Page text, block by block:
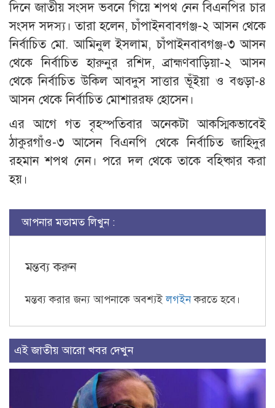
দিনে জাতীয় সংসদ ভবনে গিয়ে শপথ নেন বিএনপির চার
সংসদ সদস্য। তারা হলেন, চাঁপাইনবাবগঞ্জ-২ আসন থেকে
নির্বাচিত মো. আমিনুল ইসলাম, চাঁপাইনবাবগঞ্জ-৩ আসন
থেকে নির্বাচিত হারুনুর রশিদ, ব্রাহ্মণবাড়িয়া-২ আসন
থেকে নির্বাচিত উকিল আবদুস সাত্তার ভূঁইয়া ও বগুড়া-৪
আসন থেকে নির্বাচিত মোশাররফ হোসেন।
এর আগে গত বৃহস্পতিবার অনেকটা আকস্মিকভাবেই
ঠাকুরগাঁও-৩ আসেন বিএনপি থেকে নির্বাচিত জাহিদুর
রহমান শপথ নেন। পরে দল থেকে তাকে বহিষ্কার করা
হয়।
আপনার মতামত লিখুন :
মন্তব্য করুন
মন্তব্য করার জন্য আপনাকে অবশ্যইলগইনকরতে হবে।
এই জাতীয় আরো খবর দেখুন